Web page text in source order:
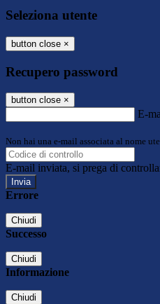
Seleziona utente
button close ×
Recupero password
button close ×
E-
Non hai una e-mail associata al nome
E-mail inviata, si prega di
Errore
Chiudi
Successo
Chiudi
Informazione
Chiudi